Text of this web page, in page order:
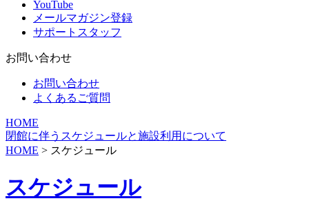
YouTube
メールマガジン登録
サポートスタッフ
お問い合わせ
お問い合わせ
よくあるご質問
HOME
閉館に伴うスケジュールと施設利用について
HOME > スケジュール
スケジュール